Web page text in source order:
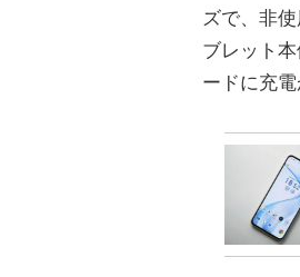
ズで、非
ブレット
ードに充電